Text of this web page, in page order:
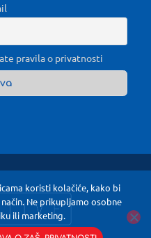
pravila o privatnosti
koristi kolačiće, kako bi
Ne prikupljamo osobne
ili marketing.